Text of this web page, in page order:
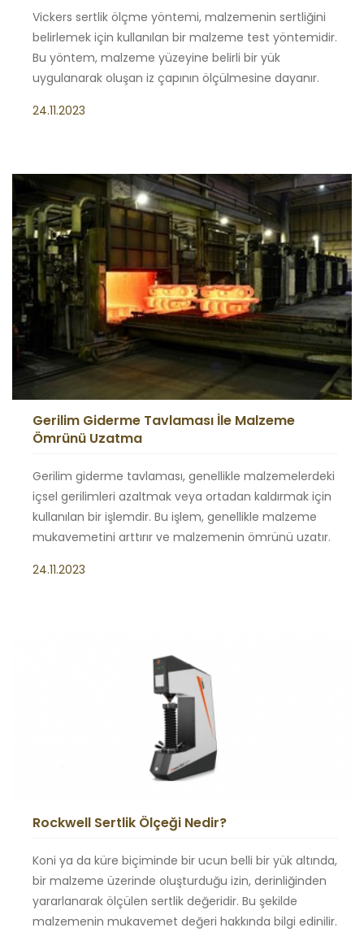
Vickers sertlik ölçme yöntemi, malzemenin sertliğini
belirlemek için kullanılan bir malzeme test yöntemidir.
Bu yöntem, malzeme yüzeyine belirli bir yük
uygulanarak oluşan iz çapının ölçülmesine dayanır.
24.11.2023
Gerilim Giderme Tavlaması İle Malzeme
Ömrünü Uzatma
Gerilim giderme tavlaması, genellikle malzemelerdeki
içsel gerilimleri azaltmak veya ortadan kaldırmak için
kullanılan bir işlemdir. Bu işlem, genellikle malzeme
mukavemetini arttırır ve malzemenin ömrünü uzatır.
24.11.2023
Rockwell Sertlik Ölçeği Nedir?
Koni ya da küre biçiminde bir ucun belli bir yük altında,
bir malzeme üzerinde oluşturduğu izin, derinliğinden
yararlanarak ölçülen sertlik değeridir. Bu şekilde
malzemenin mukavemet değeri hakkında bilgi edinilir.